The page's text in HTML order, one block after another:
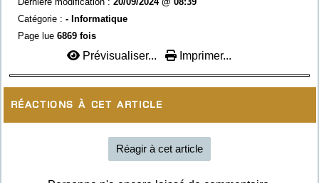
Catégorie : - Informatique
Page lue 6869 fois
Prévisualiser... Imprimer...
Réactions à cet article
Réagir à cet article